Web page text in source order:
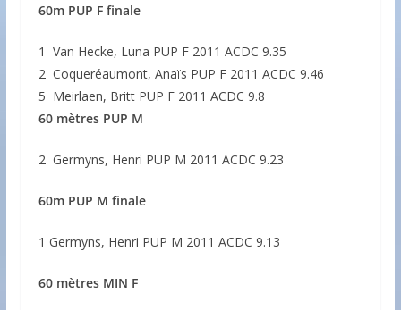
60m PUP F finale
1 Van Hecke, Luna PUP F 2011 ACDC 9.35
2 Coqueréaumont, Anaïs PUP F 2011 ACDC 9.46
5 Meirlaen, Britt PUP F 2011 ACDC 9.8
60 mètres PUP M
2 Germyns, Henri PUP M 2011 ACDC 9.23
60m PUP M finale
1 Germyns, Henri PUP M 2011 ACDC 9.13
60 mètres MIN F